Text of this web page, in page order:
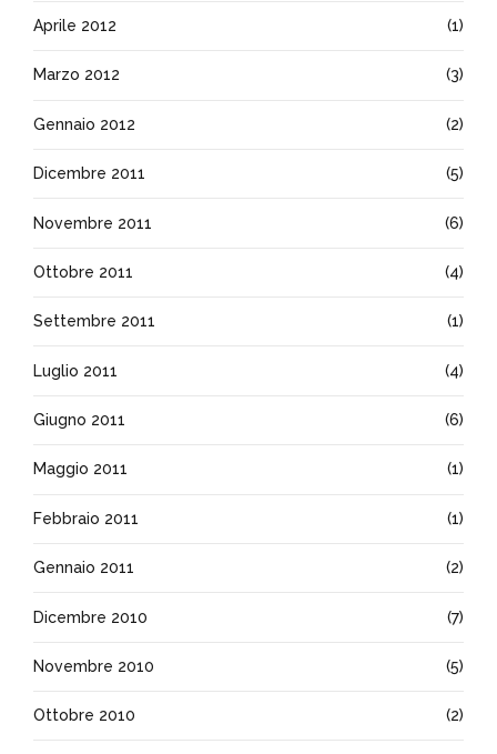
Aprile 2012 (1)
Marzo 2012 (3)
Gennaio 2012 (2)
Dicembre 2011 (5)
Novembre 2011 (6)
Ottobre 2011 (4)
Settembre 2011 (1)
Luglio 2011 (4)
Giugno 2011 (6)
Maggio 2011 (1)
Febbraio 2011 (1)
Gennaio 2011 (2)
Dicembre 2010 (7)
Novembre 2010 (5)
Ottobre 2010 (2)